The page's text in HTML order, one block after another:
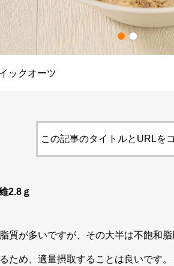
ックオーツ
この記事のタイトルとURLを
2.8ｇ
質が多いですが、その大半は不飽和
ため、適量摂取することは良いです